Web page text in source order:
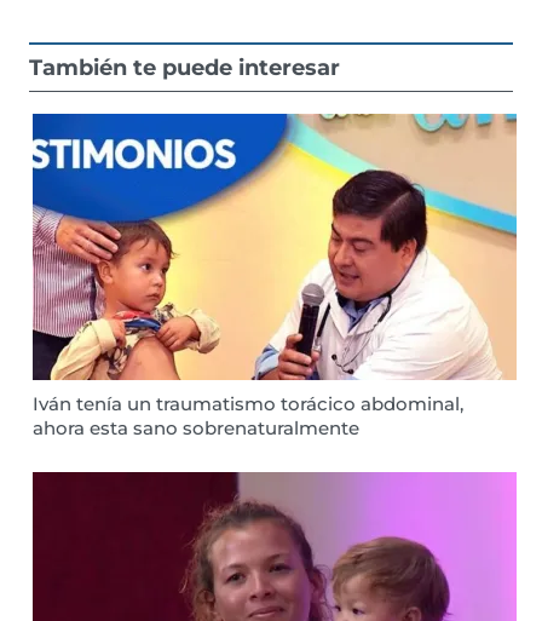
También te puede interesar
Iván tenía un traumatismo torácico abdominal,
ahora esta sano sobrenaturalmente